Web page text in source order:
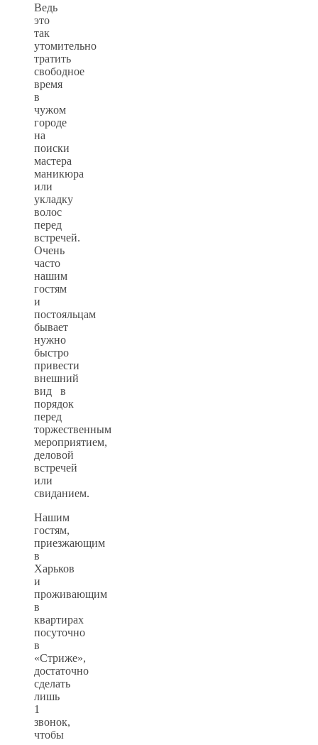
Ведь
это
так
утомительно
тратить
свободное
время
в
чужом
городе
на
поиски
мастера
маникюра
или
укладку
волос
перед
встречей.
Очень
часто
нашим
гостям
и
постояльцам
бывает
нужно
быстро
привести
внешний
вид в
порядок
перед
торжественным
мероприятием,
деловой
встречей
или
свиданием.
Нашим
гостям,
приезжающим
в
Харьков
и
проживающим
в
квартирах
посуточно
в
«Стриже»,
достаточно
сделать
лишь
1
звонок,
чтобы